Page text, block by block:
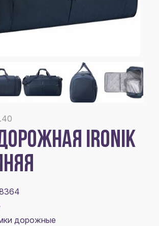
IRONIK
дорожные